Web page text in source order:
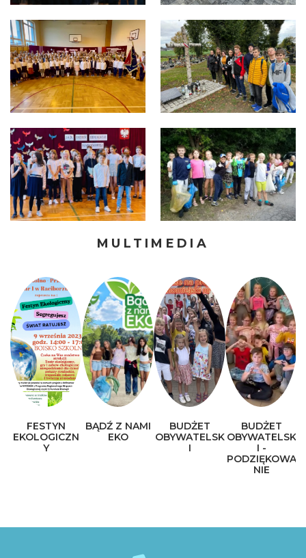
MULTIMEDIA
FESTYN
EKOLOGICZN
Y
BĄDŹ Z NAMI
EKO
BUDŻET
OBYWATELSK
I
BUDŻET
OBYWATELSK
I -
PODZIĘKOWA
NIE